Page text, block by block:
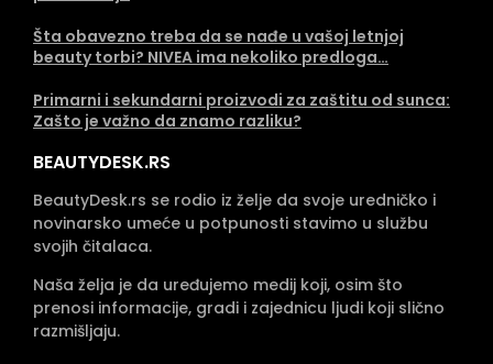
Šta obavezno treba da se nađe u vašoj letnjoj
beauty torbi? NIVEA ima nekoliko predloga…
Primarni i sekundarni proizvodi za zaštitu od sunca:
Zašto je važno da znamo razliku?
BEAUTYDESK.RS
BeautyDesk.rs se rodio iz želje da svoje uredničko i
novinarsko umeće u potpunosti stavimo u službu
svojih čitalaca.
Naša želja je da uređujemo medij koji, osim što
prenosi informacije, gradi i zajednicu ljudi koji slično
razmišljaju.